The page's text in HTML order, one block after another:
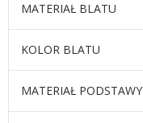
MATERIAŁ BLATU
KOLOR BLATU
MATERIAŁ PODSTAWY